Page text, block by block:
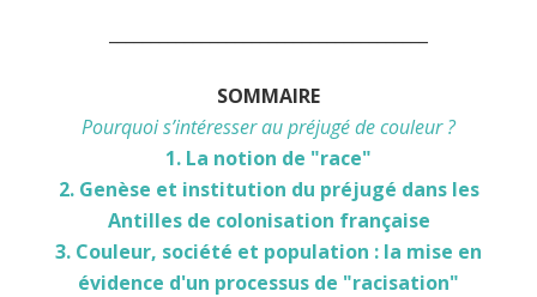
SOMMAIRE
Pourquoi s’intéresser au préjugé de couleur ?
1. La notion de "race"
2. Genèse et institution du préjugé dans les
Antilles de colonisation française
3. Couleur, société et population : la mise en
évidence d'un processus de "racisation"